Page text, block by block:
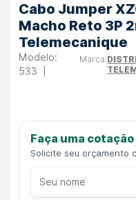
Cabo Jumper
Macho Reto 3P
Telemecanique
533
Faça uma
Solicite seu orçamento